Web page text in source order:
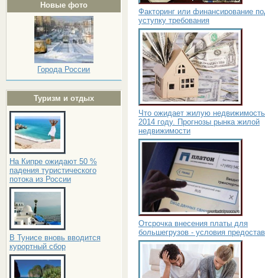
Новые фото
Города России
Туризм и отдых
На Кипре ожидают 50 %
падения туристического
потока из России
В Тунисе вновь вводится
курортный сбор
Факторинг или финансирование
уступку требования
Что ожидает жилую
2014 году. Прогнозы рынка жилой
недвижимости
Отсрочка внесения платы для
большегрузов - условия